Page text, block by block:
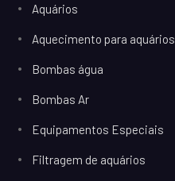
Aquários
Aquecimento para aquários
Bombas água
Bombas Ar
Equipamentos Especiais
Filtragem de aquários